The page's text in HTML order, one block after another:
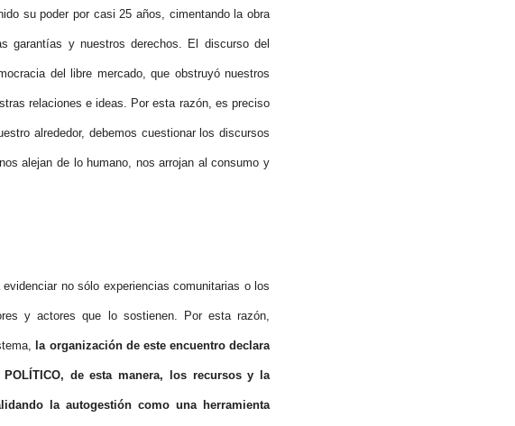
su poder por casi 25 años, cimentando la obra
garantías y nuestros derechos. El discurso del
del libre mercado, que obstruyó nuestros
relaciones e ideas. Por esta razón, es preciso
alrededor, debemos cuestionar los discursos
alejan de lo humano, nos arrojan al consumo y
no sólo experiencias comunitarias o los
y actores que lo sostienen. Por esta razón,
la organización de este encuentro declara
POLÍTICO, de esta manera, los recursos y la
la autogestión como una herramienta